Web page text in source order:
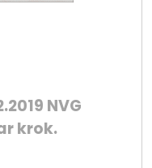
NVG
krok.